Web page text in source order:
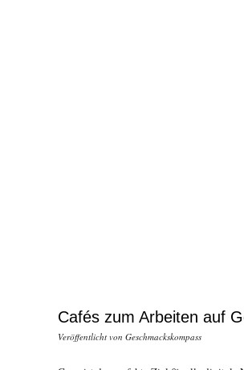
Cafés zum Arbeiten auf
Veröffentlicht von Geschmackskompass